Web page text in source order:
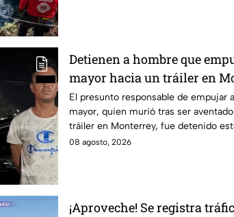
Detienen a hombre que
mayor hacia un tráiler en
El presunto responsable de empujar
mayor, quien murió tras ser
tráiler en Monterrey, fue detenido
08 agosto, 2026
¡Aproveche! Se registra